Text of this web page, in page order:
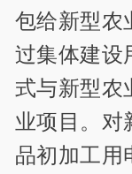
包给新型农
过集体建设
式与新型农
业项目。对
品初加工用